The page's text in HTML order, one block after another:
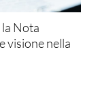
Nota
visione nella